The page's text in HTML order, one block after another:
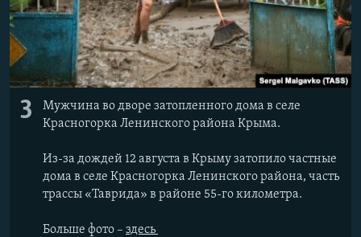
3
Мужчина во дворе затопленного дома в селе
Красногорка Ленинского района Крыма.
Из-за дождей 12 августа в Крыму затопило частные
дома в селе Красногорка Ленинского района, часть
трассы «Таврида» в районе 55-го километра.
Больше фото – здесь